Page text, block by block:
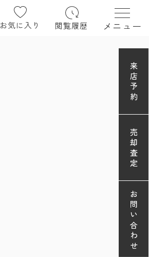
お気に入り 閲覧履歴 メニュー
来店予約
売却査定
お問い合わせ